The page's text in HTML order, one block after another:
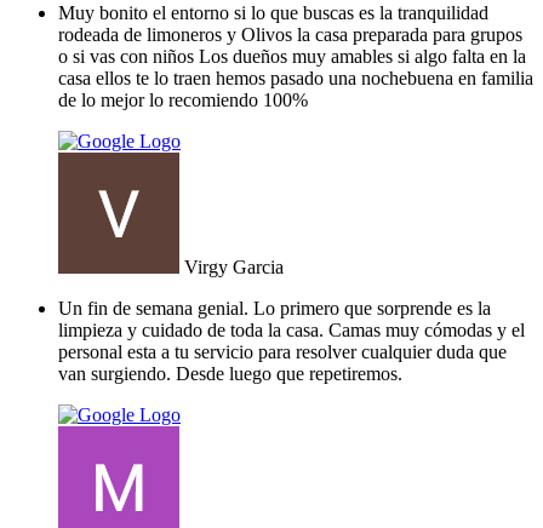
Muy bonito el entorno si lo que buscas es la tranquilidad
rodeada de limoneros y Olivos la casa preparada para grupos
o si vas con niños Los dueños muy amables si algo falta en la
casa ellos te lo traen hemos pasado una nochebuena en familia
de lo mejor lo recomiendo 100%
Virgy Garcia
Un fin de semana genial. Lo primero que sorprende es la
limpieza y cuidado de toda la casa. Camas muy cómodas y el
personal esta a tu servicio para resolver cualquier duda que
van surgiendo. Desde luego que repetiremos.